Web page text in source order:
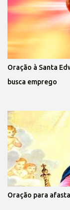
Oração à Santa
busca emprego
Oração para